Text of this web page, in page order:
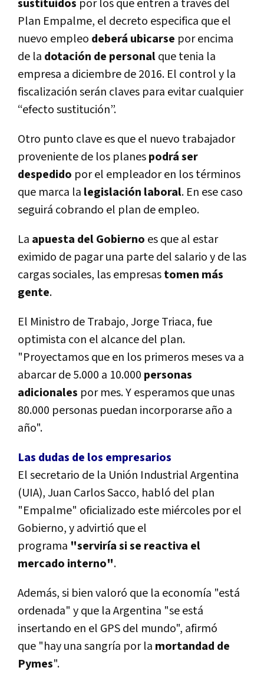
sustituidos por los que entren a través del
Plan Empalme, el decreto especifica que el
nuevo empleo deberá ubicarse por encima
de la dotación de personalque tenia la
empresa a diciembre de 2016. El control y la
fiscalización serán claves para evitar cualquier
“efecto sustitución”.
Otro punto clave es que el nuevo trabajador
proveniente de los planespodrá ser
despedido por el empleador en los términos
que marca la legislación laboral. En ese caso
seguirá cobrando el plan de empleo.
La apuesta del Gobierno es que al estar
eximido de pagar una parte del salario y de las
cargas sociales, las empresastomen más
gente.
El Ministro de Trabajo, Jorge Triaca, fue
optimista con el alcance del plan.
"Proyectamos que en los primeros meses va a
abarcar de 5.000 a 10.000 personas
adicionales por mes. Y esperamos que unas
80.000 personas puedan incorporarse año a
año".
Las dudas de los empresarios
El secretario de la Unión Industrial Argentina
(UIA), Juan Carlos Sacco, habló del plan
"Empalme" oficializado este miércoles por el
Gobierno, y advirtió que el
programa "serviría si se reactiva el
mercado interno".
Además, si bien valoró que la economía "está
ordenada" y que la Argentina "se está
insertando en el GPS del mundo", afirmó
que "hay una sangría por la mortandad de
Pymes".